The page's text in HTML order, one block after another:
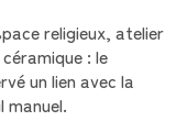
religieux, atelier
: le
un lien avec la